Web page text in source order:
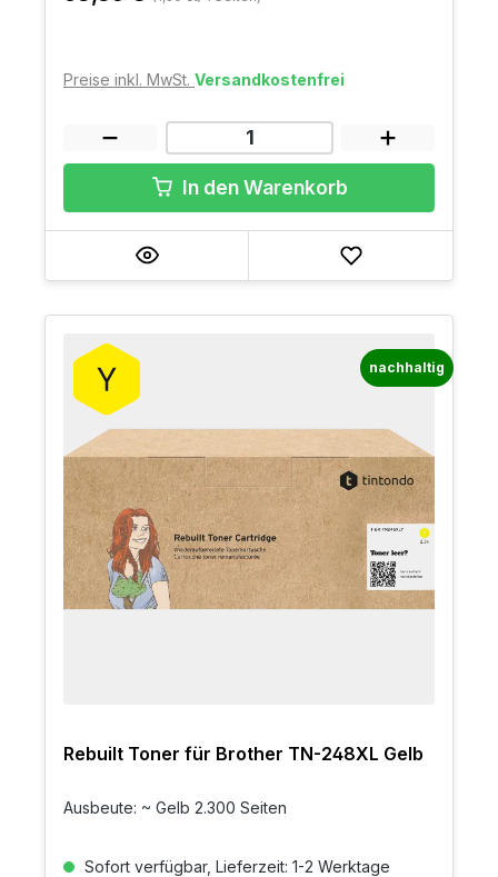
Preise inkl. MwSt. Versandkostenfrei
In den Warenkorb
nachhaltig
Rebuilt Toner für Brother TN-248XL Gelb
Ausbeute: ~ Gelb 2.300 Seiten
Sofort verfügbar, Lieferzeit: 1-2 Werktage